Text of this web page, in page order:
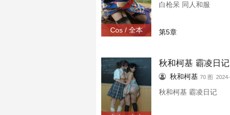
Cos / 全本
白枪呆 同人和服
第5章
秋和柯基 霸凌日记
秋和柯基 70 图
秋和柯基 霸凌日记